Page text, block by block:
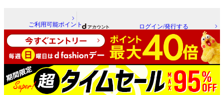
ご利用可能ポイント ログイン/発行する